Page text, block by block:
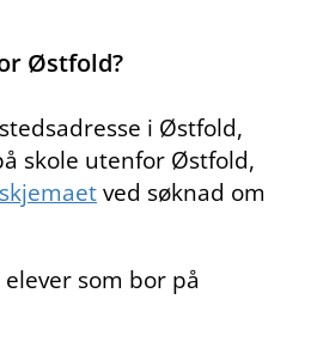
Østfold?
i Østfold,
skole utenfor Østfold,
ved søknad om
som bor på